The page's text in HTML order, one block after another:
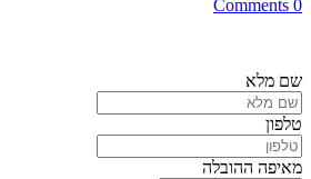
0 Comments
שם מלא
טלפון
מאיפה ההובלה